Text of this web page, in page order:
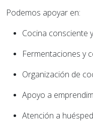
Podemos apoyar en:
Cocina consciente
Fermentaciones y
Organización de
Apoyo a
Atención a